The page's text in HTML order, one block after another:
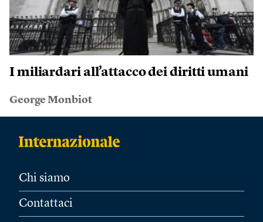
I miliardari all’attacco dei diritti umani
George Monbiot
Chi siamo
Contattaci